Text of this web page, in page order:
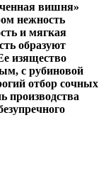
вишня»
нежность
и мягкая
образуют
изящество
с рубиновой
отбор сочных
производства